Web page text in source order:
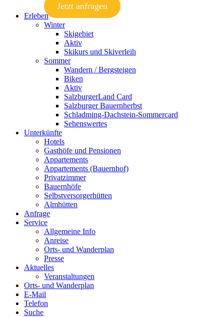
Jetzt anfragen
Erleben
Winter
Skigebiet
Aktiv
Skikurs und Skiverleih
Sommer
Wandern / Bergsteigen
Biken
Aktiv
SalzburgerLand Card
Salzburger Bauernherbst
Schladming-Dachstein-Sommercard
Sehenswertes
Unterkünfte
Hotels
Gasthöfe und Pensionen
Appartements
Appartements (Bauernhof)
Privatzimmer
Bauernhöfe
Selbstversorgerhütten
Almhütten
Anfrage
Service
Allgemeine Info
Anreise
Orts- und Wanderplan
Presse
Aktuelles
Veranstaltungen
Orts- und Wanderplan
E-Mail
Telefon
Suche